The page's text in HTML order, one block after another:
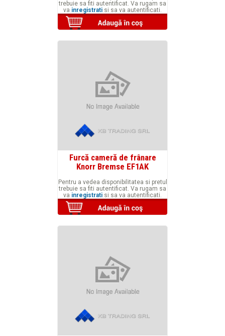
trebuie sa fiti autentificat. Va rugam sa
va inregistrati si sa va autentificati.
Furcă cameră de frânare
Knorr Bremse EF1AK
Pentru a vedea disponibilitatea si pretul
trebuie sa fiti autentificat. Va rugam sa
va inregistrati si sa va autentificati.